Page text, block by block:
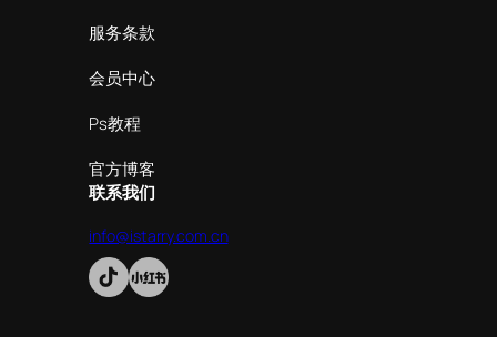
服务条款
会员中心
Ps教程
官方博客
联系我们
info@istarry.com.cn